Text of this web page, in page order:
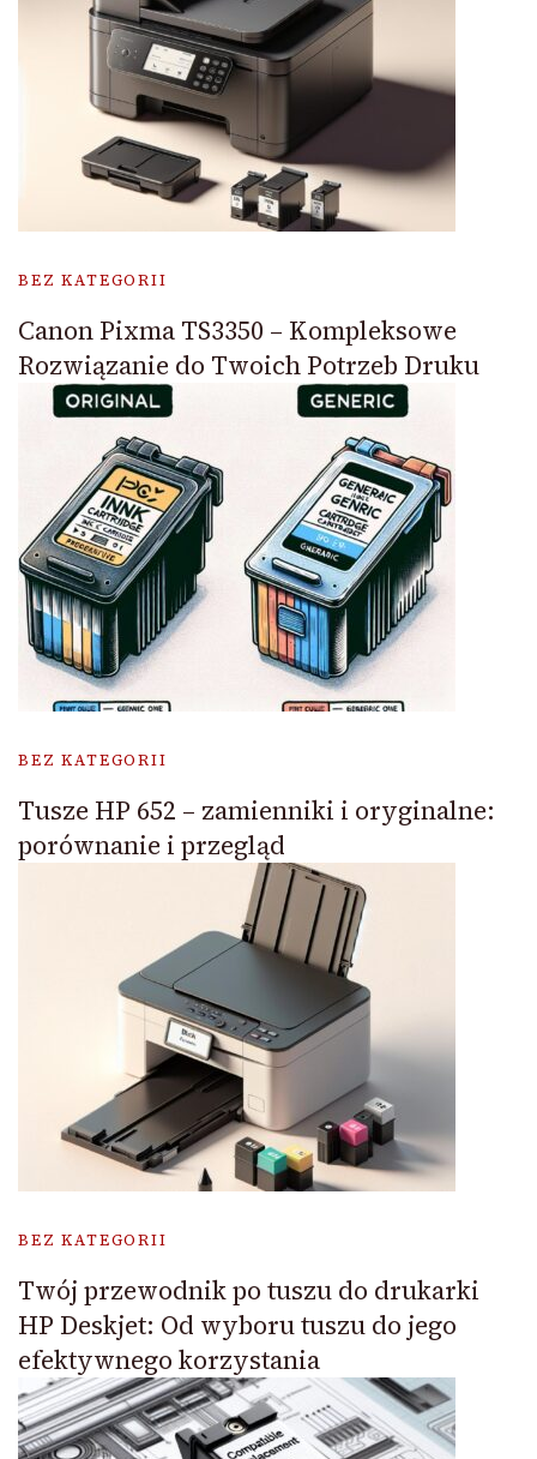
BEZ KATEGORII
Canon Pixma TS3350 – Kompleksowe
Rozwiązanie do Twoich Potrzeb Druku
BEZ KATEGORII
Tusze HP 652 – zamienniki i oryginalne:
porównanie i przegląd
BEZ KATEGORII
Twój przewodnik po tuszu do drukarki
HP Deskjet: Od wyboru tuszu do jego
efektywnego korzystania